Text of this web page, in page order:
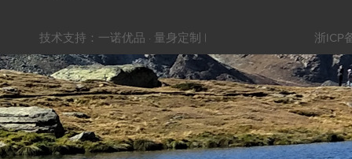
技术支持： 一诺优品 · 量身定制 | 浙ICP